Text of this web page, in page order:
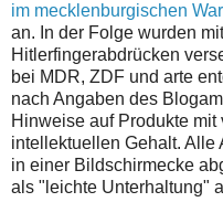
im mecklenburgischen
an. In der Folge wurden
Hitlerfingerabdrücken
bei MDR, ZDF und arte
nach Angaben des
Hinweise auf Produkte
intellektuellen Gehalt. Alle
in einer Bildschirmecke
als "leichte Unterhaltung"